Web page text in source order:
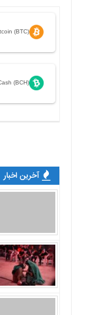
(BTC)
(BCH)
آخرین اخبار